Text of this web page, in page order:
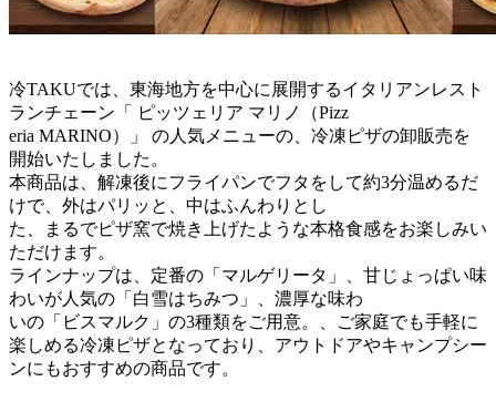
冷TAKUでは、東海地方を中心に展開するイタリアンレスト
ランチェーン「 ピッツェリア マリノ（Pizz
eria MARINO）」 の人気メニューの、冷凍ピザの卸販売を
開始いたしました。
本商品は、解凍後にフライパンでフタをして約3分温めるだ
けで、外はパリッと、中はふんわりとし
た、まるでピザ窯で焼き上げたような本格食感をお楽しみい
ただけます。
ラインナップは、定番の「マルゲリータ」、甘じょっぱい味
わいが人気の「白雪はちみつ」、濃厚な味わ
いの「ビスマルク」の3種類をご用意。、ご家庭でも手軽に
楽しめる冷凍ピザとなっており、アウトドアやキャンプシー
ンにもおすすめの商品です。